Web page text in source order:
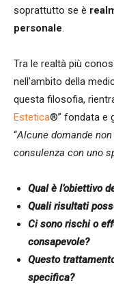
soprattutto se è
personale.
Tra le realtà più
nell’ambito della
questa filosofia,
Estetica®” fondata e
“Alcune domande
consulenza con uno
Qual è l’obiettivo
Quali risultati
Ci sono rischi o
consapevole?
Questo
specifica?